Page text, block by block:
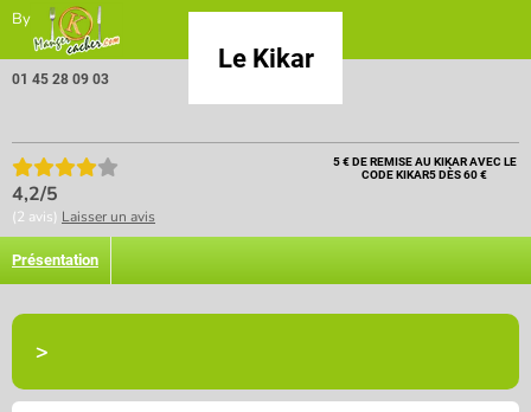
By
Le Kikar
01 45 28 09 03
4,2/5
(2 avis) Laisser un avis
5 € DE REMISE AU KIKAR AVEC LE
CODE KIKAR5 DÈS 60 €
Présentation
>